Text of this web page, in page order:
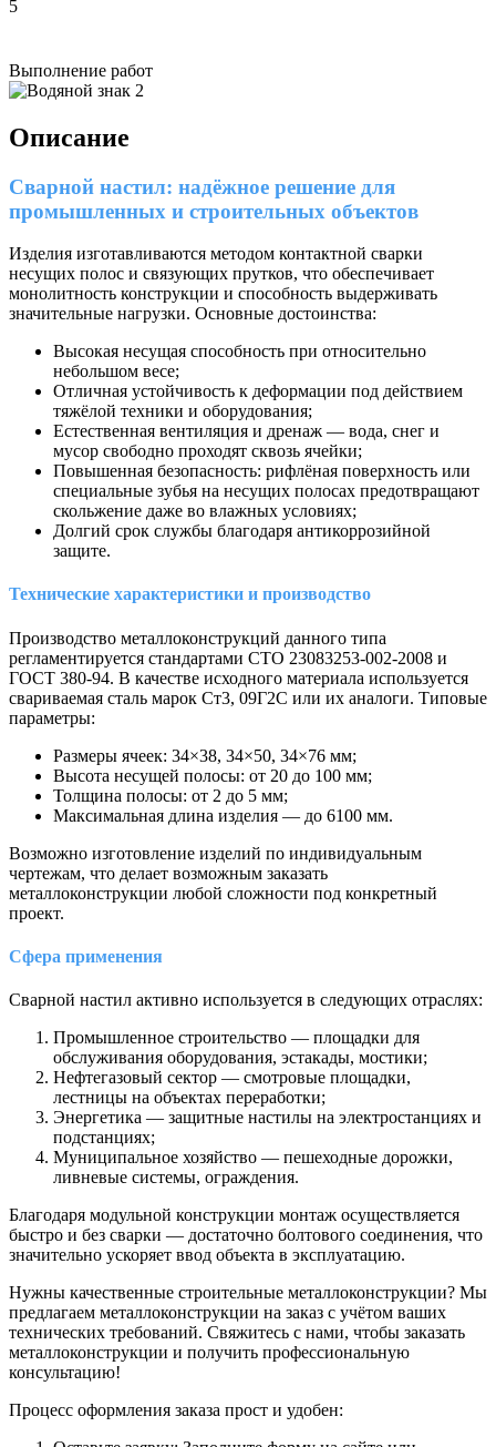
5
Выполнение работ
Описание
Сварной настил: надёжное решение для
промышленных и строительных объектов
Изделия изготавливаются методом контактной сварки
несущих полос и связующих прутков, что обеспечивает
монолитность конструкции и способность выдерживать
значительные нагрузки. Основные достоинства:
Высокая несущая способность при относительно
небольшом весе;
Отличная устойчивость к деформации под действием
тяжёлой техники и оборудования;
Естественная вентиляция и дренаж — вода, снег и
мусор свободно проходят сквозь ячейки;
Повышенная безопасность: рифлёная поверхность или
специальные зубья на несущих полосах предотвращают
скольжение даже во влажных условиях;
Долгий срок службы благодаря антикоррозийной
защите.
Технические характеристики и производство
Производство металлоконструкций данного типа
регламентируется стандартами СТО 23083253-002-2008 и
ГОСТ 380-94. В качестве исходного материала используется
свариваемая сталь марок Ст3, 09Г2С или их аналоги. Типовые
параметры:
Размеры ячеек: 34×38, 34×50, 34×76 мм;
Высота несущей полосы: от 20 до 100 мм;
Толщина полосы: от 2 до 5 мм;
Максимальная длина изделия — до 6100 мм.
Возможно изготовление изделий по индивидуальным
чертежам, что делает возможным заказать
металлоконструкции любой сложности под конкретный
проект.
Сфера применения
Сварной настил активно используется в следующих отраслях:
Промышленное строительство — площадки для
обслуживания оборудования, эстакады, мостики;
Нефтегазовый сектор — смотровые площадки,
лестницы на объектах переработки;
Энергетика — защитные настилы на электростанциях и
подстанциях;
Муниципальное хозяйство — пешеходные дорожки,
ливневые системы, ограждения.
Благодаря модульной конструкции монтаж осуществляется
быстро и без сварки — достаточно болтового соединения, что
значительно ускоряет ввод объекта в эксплуатацию.
Нужны качественные строительные металлоконструкции? Мы
предлагаем металлоконструкции на заказ с учётом ваших
технических требований. Свяжитесь с нами, чтобы заказать
металлоконструкции и получить профессиональную
консультацию!
Процесс оформления заказа прост и удобен: